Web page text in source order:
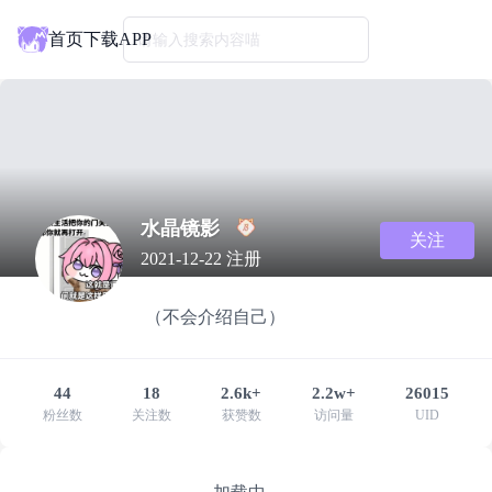
首页下载APP请输入搜索内容喵
水晶镜影
2021-12-22 注册
关注
（不会介绍自己）
44
粉丝数
18
关注数
2.6k+
获赞数
2.2w+
访问量
26015
UID